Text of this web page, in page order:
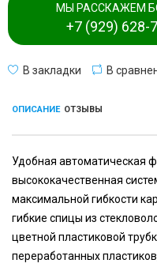
МЫ РАССКАЖЕМ
+7 (929) 628-
В закладки В
ОПИСАНИЕ ОТЗЫВЫ
Удобная автоматическая
высококачественная
максимальной гибкости
гибкие спицы из
цветной пластиковой
переработанных